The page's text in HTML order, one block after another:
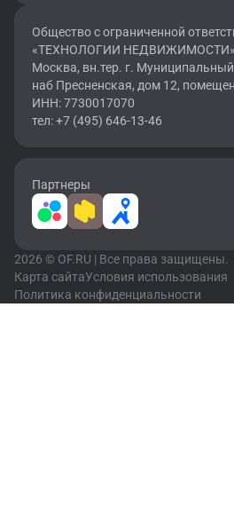
Общество с ограниченной
«ТЕХНОЛОГИИ НЕДВИЖИМОСТИ»
Москва, вн.тер. г.
наб Пресненская, дом 12,
ИНН: 7730017070
тел: +7 (495) 646-13-46
Партнеры
2026 © OF.RU | Все права защищены.
Карта сайтаУсловия использования
Политика конфиденциальности